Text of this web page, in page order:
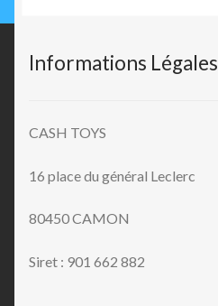
Informations Légales
CASH TOYS
16 place du général Leclerc
80450 CAMON
Siret : 901 662 882